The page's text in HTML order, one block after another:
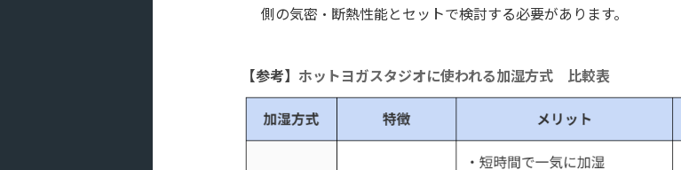
側の気密・断熱性能とセットで検討する必要があります。
【参考】 ホットヨガスタジオに使われる加湿方式 比較表